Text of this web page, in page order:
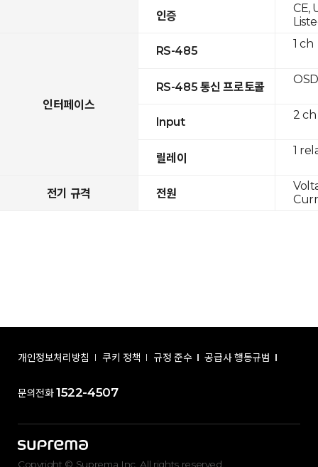
인증
인터페이스
RS-485
RS-485 통신 프로토콜
Input
릴레이
전기 규격 전원
CE,
1 ch
2 ch
1
개인정보처리방침 쿠키 정책 규정 준수 공급사 행동규범
문의전화 1522-4507
Copyright © Suprema Inc. All rights reserved.